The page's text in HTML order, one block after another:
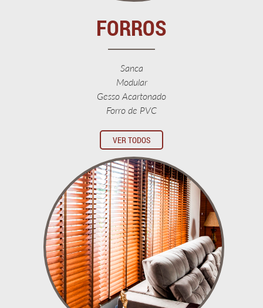
FORROS
Sanca
Modular
Gesso Acartonado
Forro de PVC
VER TODOS